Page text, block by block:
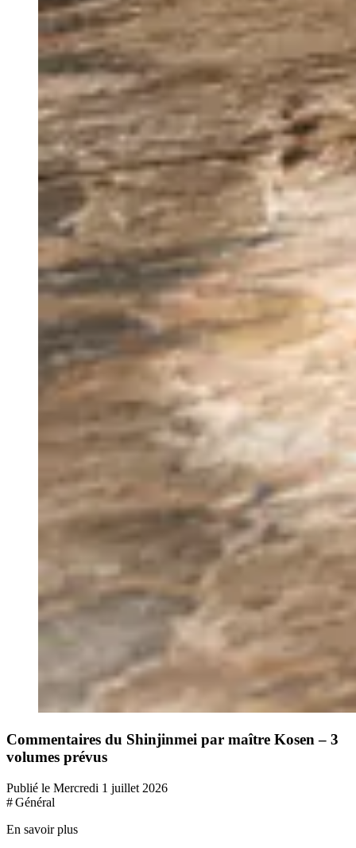
Commentaires du Shinjinmei par maître Kosen – 3
volumes prévus
Publié le Mercredi 1 juillet 2026
# Général
En savoir plus